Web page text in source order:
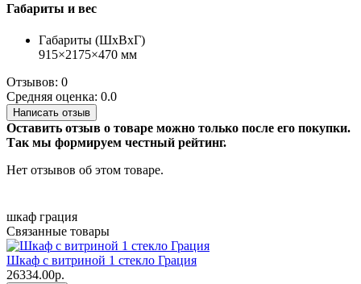
Габариты и вес
Габариты (ШхВхГ)
915×2175×470 мм
Отзывов: 0
Средняя оценка: 0.0
Написать отзыв
Оставить отзыв о товаре можно только после его покупки.
Так мы формируем честный рейтинг.
Нет отзывов об этом товаре.
шкаф грация
Связанные товары
Шкаф с витриной 1 стекло Грация
26334.00р.